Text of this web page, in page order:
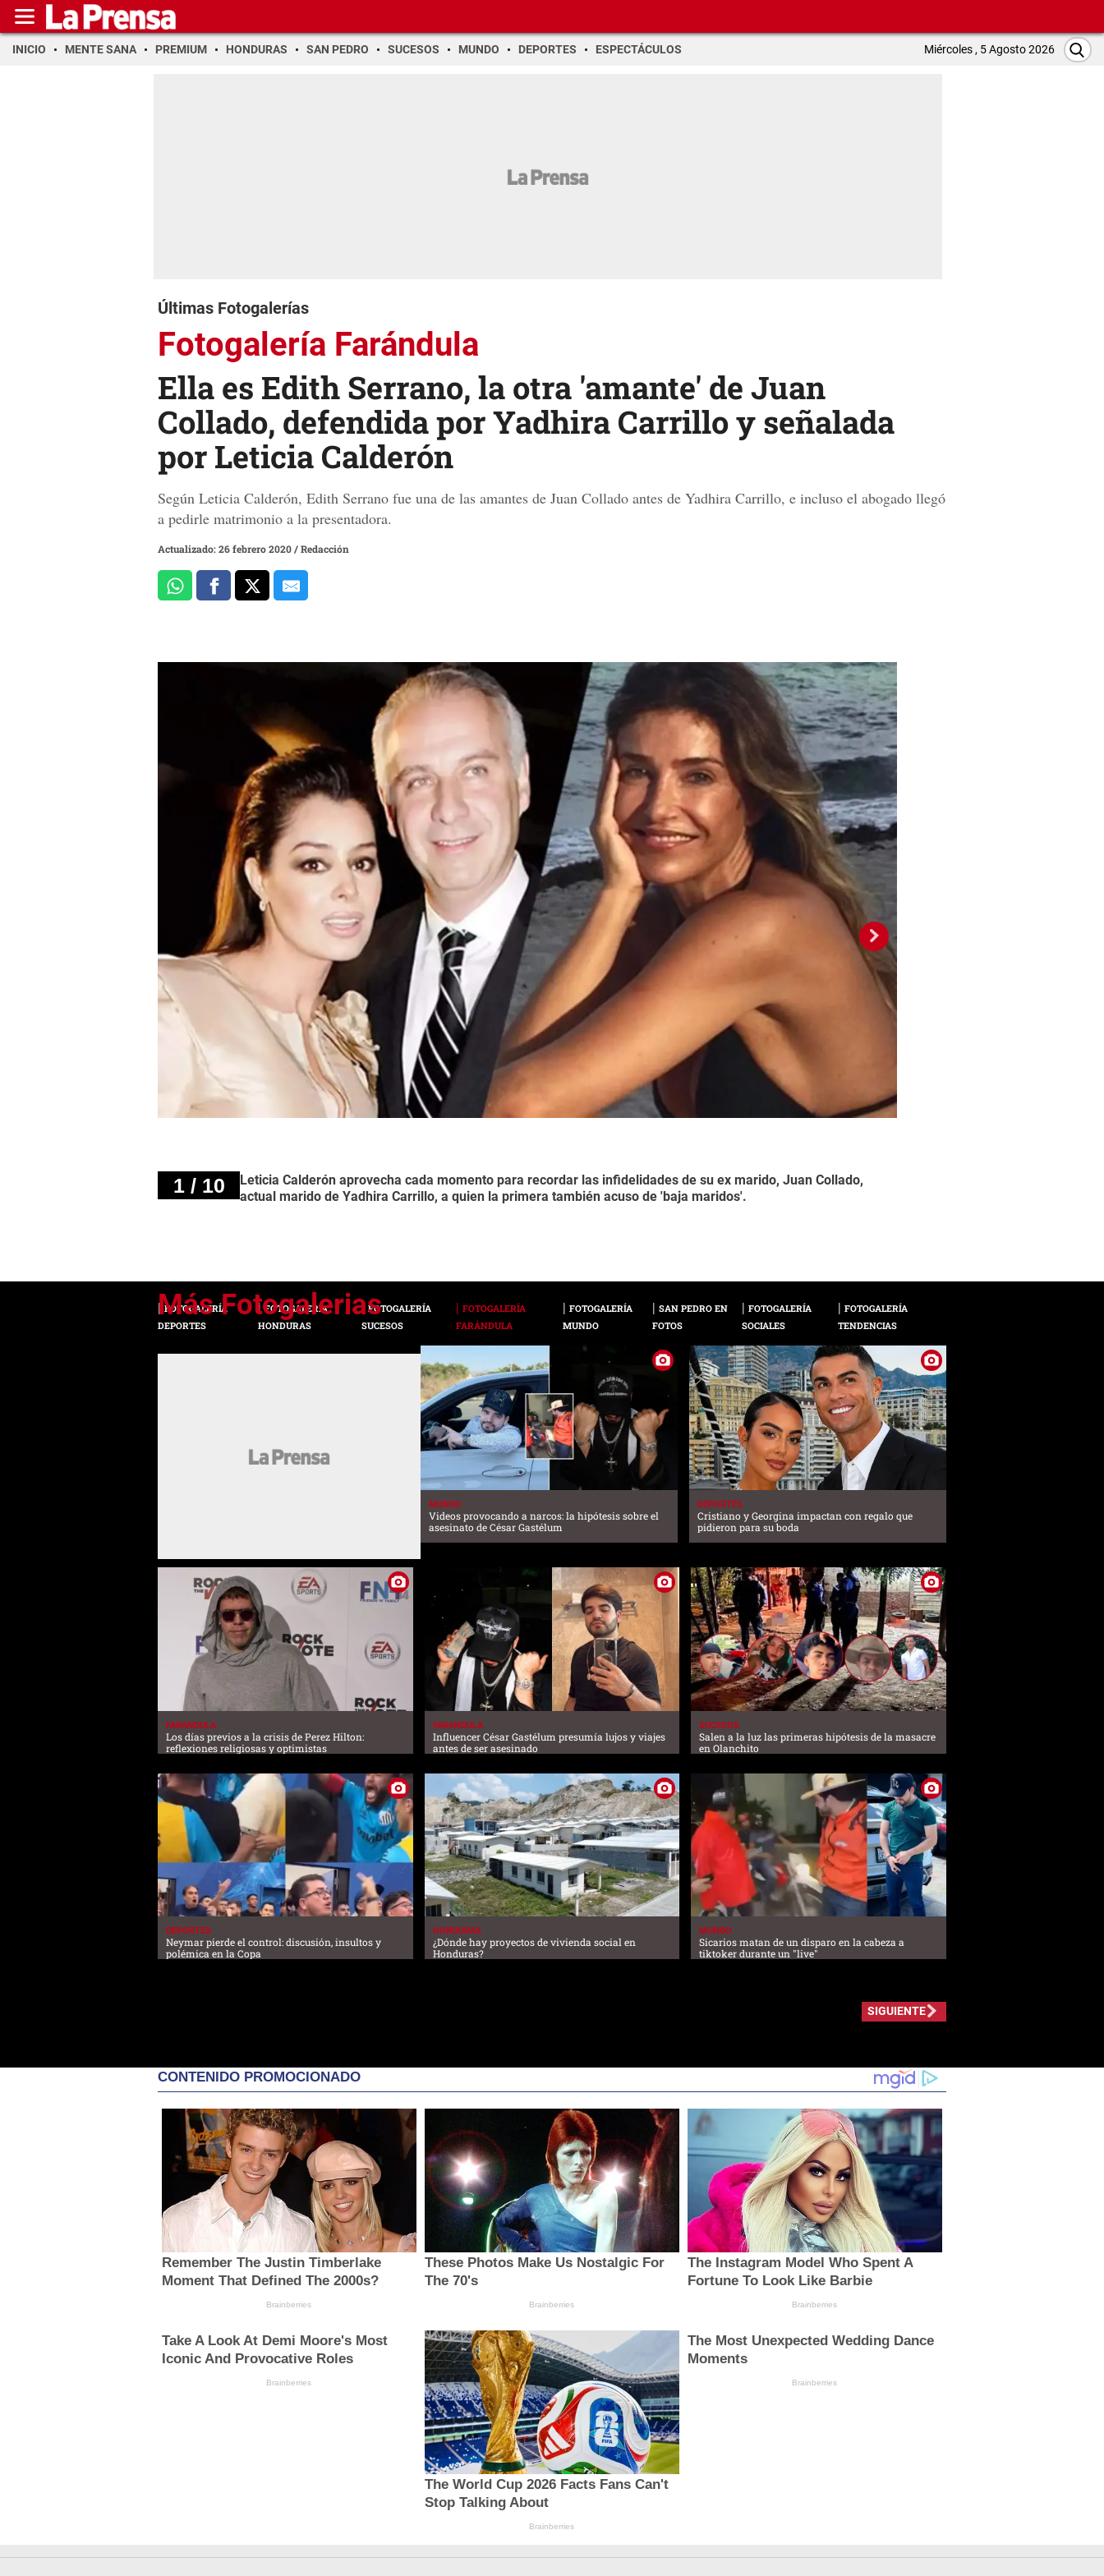
INICIO MENTE SANA PREMIUM HONDURAS SAN PEDRO SUCESOS MUNDO DEPORTES ESPECTÁCULOS Miércoles , 5 Agosto 2026
Últimas Fotogalerías
Fotogalería Farándula
Ella es Edith Serrano, la otra 'amante' de Juan
Collado, defendida por Yadhira Carrillo y señalada
por Leticia Calderón
Según Leticia Calderón, Edith Serrano fue una de las amantes de Juan Collado antes de Yadhira Carrillo, e incluso el abogado llegó
a pedirle matrimonio a la presentadora.
Actualizado: 26 febrero 2020/Redacción
1 / 10
Leticia Calderón aprovecha cada momento para recordar las infidelidades de su ex marido, Juan Collado,
actual marido de Yadhira Carrillo, a quien la primera también acuso de 'baja maridos'.
FOTOGALERÍA
DEPORTES
FOTOGALERÍA
HONDURAS
FOTOGALERÍA
SUCESOS
FOTOGALERÍA
FARÁNDULA
FOTOGALERÍA
MUNDO
SAN PEDRO EN
FOTOS
FOTOGALERÍA
SOCIALES
FOTOGALERÍA
TENDENCIAS
MUNDO
Videos provocando a narcos: la hipótesis sobre el
asesinato de César Gastélum
DEPORTES
Cristiano y Georgina impactan con regalo que
pidieron para su boda
FARANDULA
Los días previos a la crisis de Perez Hilton:
reflexiones religiosas y optimistas
FARANDULA
Influencer César Gastélum presumía lujos y viajes
antes de ser asesinado
SUCESOS
Salen a la luz las primeras hipótesis de la masacre
en Olanchito
DEPORTES
Neymar pierde el control: discusión, insultos y
polémica en la Copa
HONDURAS
¿Dónde hay proyectos de vivienda social en
Honduras?
MUNDO
Sicarios matan de un disparo en la cabeza a
tiktoker durante un "live"
SIGUIENTE
CONTENIDO PROMOCIONADO
Remember The Justin Timberlake
Moment That Defined The 2000s?
Brainberries
These Photos Make Us Nostalgic For
The 70's
Brainberries
The Instagram Model Who Spent A
Fortune To Look Like Barbie
Brainberries
Take A Look At Demi Moore's Most
Iconic And Provocative Roles
Brainberries
The World Cup 2026 Facts Fans Can't
Stop Talking About
Brainberries
The Most Unexpected Wedding Dance
Moments
Brainberries